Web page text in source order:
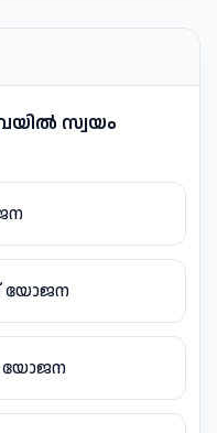
സ്വയം
യോജന
യോജന